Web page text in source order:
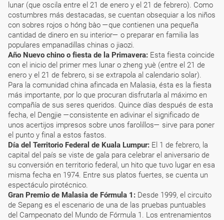
lunar (que oscila entre el 21 de enero y el 21 de febrero). Como
costumbres más destacadas, se cuentan obsequiar a los niños
con sobres rojos o hóng bào —que contienen una pequeña
cantidad de dinero en su interior— o preparar en familia las
populares empanadillas chinas o jiaozi.
Año Nuevo chino o fiesta de la Primavera: Esta fiesta coincide
con el inicio del primer mes lunar o zheng yuè (entre el 21 de
enero y el 21 de febrero, si se extrapola al calendario solar).
Para la comunidad china afincada en Malasia, ésta es la fiesta
más importante, por lo que procuran disfrutarla al máximo en
compañía de sus seres queridos. Quince días después de esta
fecha, el Dengjie —consistente en adivinar el significado de
unos acertijos impresos sobre unos farolillos— sirve para poner
el punto y final a estos fastos.
Día del Territorio Federal de Kuala Lumpur: El 1 de febrero, la
capital del país se viste de gala para celebrar el aniversario de
su conversión en territorio federal, un hito que tuvo lugar en esa
misma fecha en 1974. Entre sus platos fuertes, se cuenta un
espectáculo pirotécnico.
Gran Premio de Malasia de Fórmula 1: Desde 1999, el circuito
de Sepang es el escenario de una de las pruebas puntuables
del Campeonato del Mundo de Fórmula 1. Los entrenamientos